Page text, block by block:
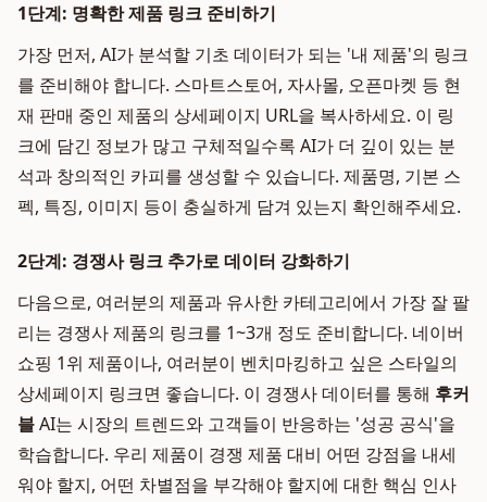
1단계: 명확한 제품 링크 준비하기
가장 먼저, AI가 분석할 기초 데이터가 되는 '내 제품'의 링크
를 준비해야 합니다. 스마트스토어, 자사몰, 오픈마켓 등 현
재 판매 중인 제품의 상세페이지 URL을 복사하세요. 이 링
크에 담긴 정보가 많고 구체적일수록 AI가 더 깊이 있는 분
석과 창의적인 카피를 생성할 수 있습니다. 제품명, 기본 스
펙, 특징, 이미지 등이 충실하게 담겨 있는지 확인해주세요.
2단계: 경쟁사 링크 추가로 데이터 강화하기
다음으로, 여러분의 제품과 유사한 카테고리에서 가장 잘 팔
리는 경쟁사 제품의 링크를 1~3개 정도 준비합니다. 네이버
쇼핑 1위 제품이나, 여러분이 벤치마킹하고 싶은 스타일의
상세페이지 링크면 좋습니다. 이 경쟁사 데이터를 통해 후커
블AI는 시장의 트렌드와 고객들이 반응하는 '성공 공식'을
학습합니다. 우리 제품이 경쟁 제품 대비 어떤 강점을 내세
워야 할지, 어떤 차별점을 부각해야 할지에 대한 핵심 인사